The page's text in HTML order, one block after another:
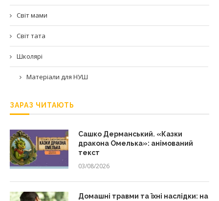
Світ мами
Світ тата
Школярі
Матеріали для НУШ
ЗАРАЗ ЧИТАЮТЬ
Сашко Дерманський. «Казки
дракона Омелька»: анімований
текст
03/08/2026
Домашні травми та їхні наслідки: на